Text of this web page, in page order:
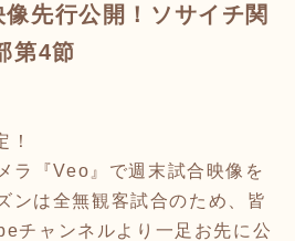
像先行公開！ソサイチ関
第4節
！
ラ『Veo』で週末試合映像を
ンは全無観客試合のため、皆
チャンネルより一足お先に公